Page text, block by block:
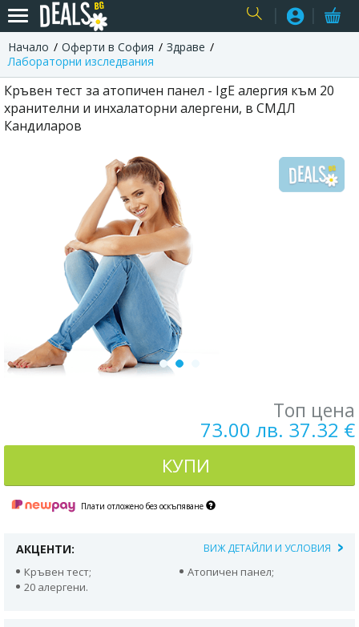
Начало Оферти в София
Здраве
Лабораторни изследвания
Кръвен тест за атопичен панел - IgE алергия към 20
хранителни и инхалаторни алергени, в СМДЛ
Кандиларов
Топ цена
73.00 лв. 37.32 €
КУПИ
Плати отложено без оскъпяване
АКЦЕНТИ: ВИЖ ДЕТАЙЛИ И УСЛОВИЯ
Кръвен тест;
Атопичен панел;
20 алергени.